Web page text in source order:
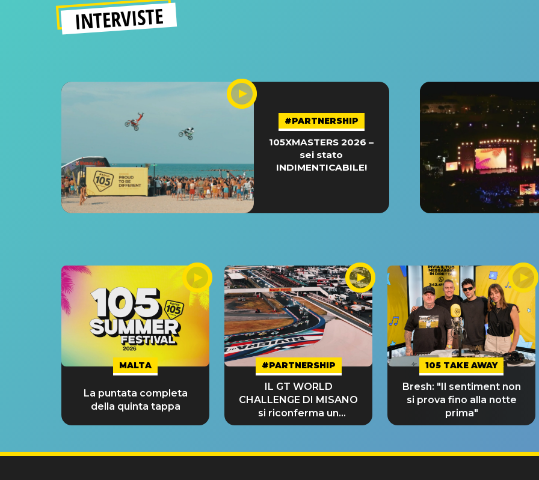
INTERVISTE
#PARTNERSHIP
105XMASTERS 2026 –
sei stato
INDIMENTICABILE!
MALTA
La puntata completa
della quinta tappa
#PARTNERSHIP
IL GT WORLD
CHALLENGE DI MISANO
si riconferma un
GRANDE SUCCESSO!
105 TAKE AWAY
Bresh: "Il sentiment non
si prova fino alla notte
prima"